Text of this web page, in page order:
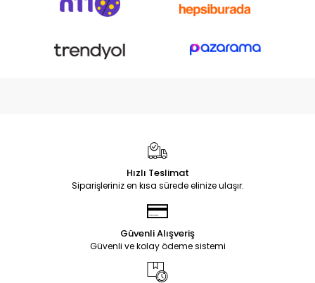
Hızlı Teslimat
Siparişleriniz en kısa sürede elinize ulaşır.
Güvenli Alışveriş
Güvenli ve kolay ödeme sistemi